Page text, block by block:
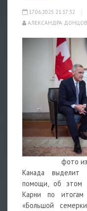
17.06.2025 21:17:32
АЛЕКСАНДРА
фото
Канада выделит
помощи, об этом
Карни по
«Большой